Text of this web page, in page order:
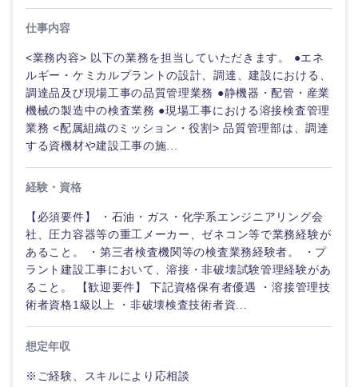
仕事内容
<業務内容> 以下の業務を担当していただきます。 ●エネ
ルギー・ケミカルプラントの設計、調達、建設における、
調達品及び現場工事の品質管理業務 ●静機器・配管・産業
機械の製造中の検査業務 ●現場工事における溶接検査管理
業務 <配属組織のミッション・役割> 品質管理部は、調達
する資機材や建設工事の施...
経験・資格
【必須要件】 ・石油・ガス・化学系エンジニアリング会
社、圧力容器等の重工メーカー、ゼネコン等で業務経験が
あること。 ・第三者検査機関等の検査業務経験者。 ・プ
ラント建設工事において、溶接・非破壊試験管理経験があ
ること。 【歓迎要件】 下記資格保有者優遇 ・溶接管理技
術者資格1級以上 ・非破壊検査技術者資...
想定年収
※ご経験、スキルにより応相談